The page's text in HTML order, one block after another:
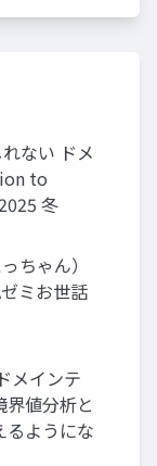
ない ドメ
to
冬
ちゃん）
ミお世話
メインテ
値分析と
るようにな